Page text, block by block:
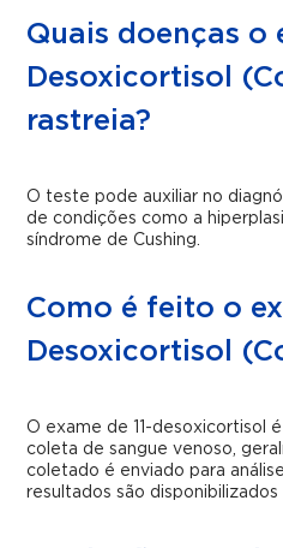
Quais doenças o
Desoxicortisol
rastreia?
O teste pode auxiliar no
de condições como a
síndrome de Cushing.
Como é feito o
Desoxicortisol
O exame de 11-desoxicortisol
coleta de sangue venoso,
coletado é enviado para
resultados são